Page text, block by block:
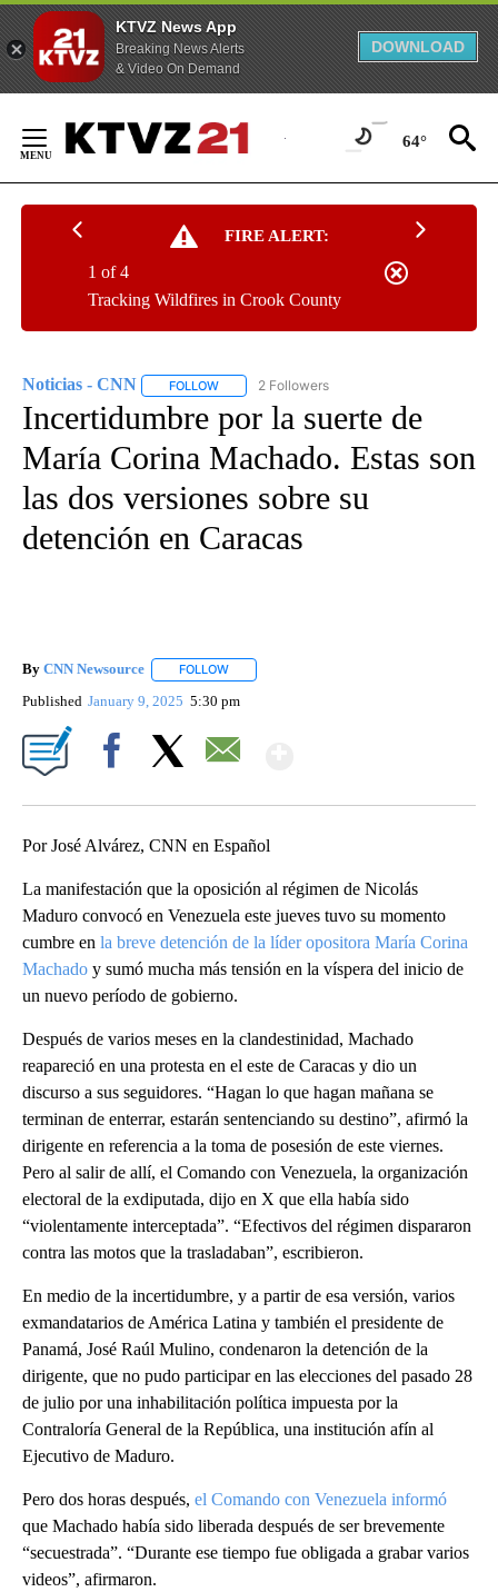
KTVZ News App
Breaking News Alerts
& Video On Demand
DOWNLOAD
Content
64°
FIRE ALERT:
Tracking Wildfires in Crook County
1 of 4
Noticias - CNN FOLLOW FOLLOW "NOTICIAS - CNN" TO RECEIVE
2 Followers
Incertidumbre por la suerte de
María Corina Machado. Estas son
las dos versiones sobre su
detención en Caracas
By CNN Newsource FOLLOW
Published January 9, 2025 5:30 pm
Por José Alvárez, CNN en Español
La manifestación que la oposición al régimen de Nicolás
Maduro convocó en Venezuela este jueves tuvo su momento
cumbre en la breve detención de la líder opositora María Corina
Machado y sumó mucha más tensión en la víspera del inicio de
un nuevo período de gobierno.
Después de varios meses en la clandestinidad, Machado
reapareció en una protesta en el este de Caracas y dio un
discurso a sus seguidores. “Hagan lo que hagan mañana se
terminan de enterrar, estarán sentenciando su destino”, afirmó la
dirigente en referencia a la toma de posesión de este viernes.
Pero al salir de allí, el Comando con Venezuela, la organización
electoral de la exdiputada, dijo en X que ella había sido
“violentamente interceptada”. “Efectivos del régimen dispararon
contra las motos que la trasladaban”, escribieron.
En medio de la incertidumbre, y a partir de esa versión, varios
exmandatarios de América Latina y también el presidente de
Panamá, José Raúl Mulino, condenaron la detención de la
dirigente, que no pudo participar en las elecciones del pasado 28
de julio por una inhabilitación política impuesta por la
Contraloría General de la República, una institución afín al
Ejecutivo de Maduro.
Pero dos horas después, el Comando con Venezuela informó
que Machado había sido liberada después de ser brevemente
“secuestrada”. “Durante ese tiempo fue obligada a grabar varios
videos”, afirmaron.